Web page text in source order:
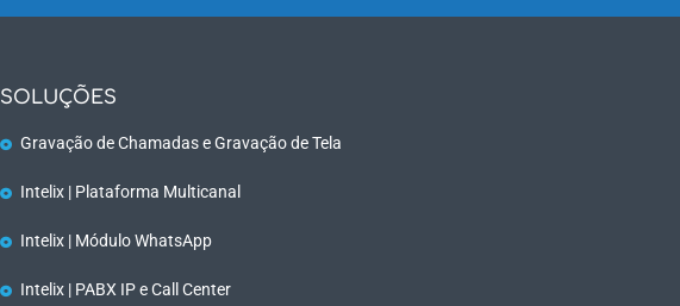
SOLUÇÕES
Gravação de Chamadas e Gravação de Tela
Intelix | Plataforma Multicanal
Intelix | Módulo WhatsApp
Intelix | PABX IP e Call Center